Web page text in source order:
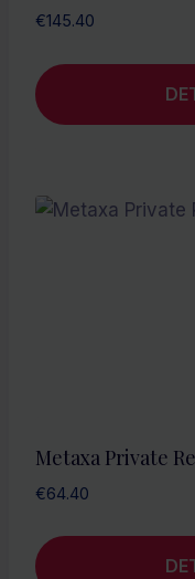
€145.40
Metaxa Private
€64.40